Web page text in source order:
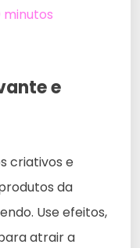
minutos
e
criativos e
da
Use efeitos,
atrair a